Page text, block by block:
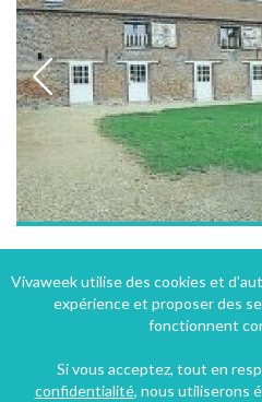
Margny-sur-Matz (44 km), Oise,
Vivaweek utilise des cookies et
expérience et proposer des
fonctionnent
Si vous acceptez, tout en
confidentialité, nous utiliserons